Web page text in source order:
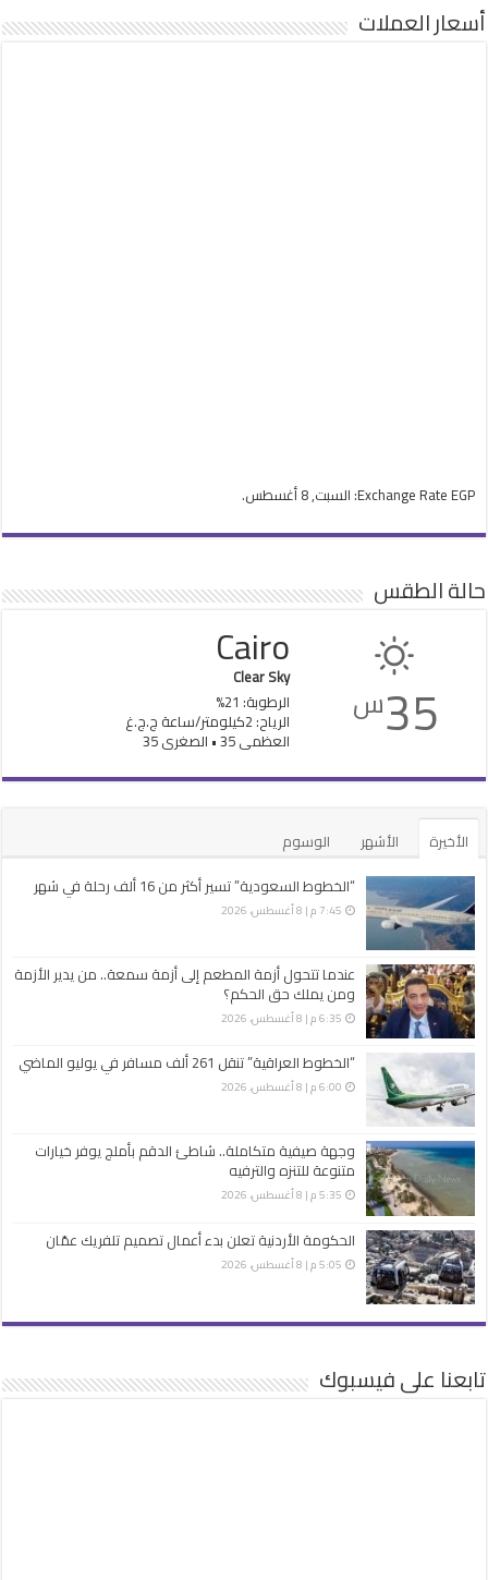
أسعار العملات
Exchange Rate EGP : السبت, 8 أغسطس.
حالة الطقس
35س
Cairo
Clear Sky
الرطوبة: 21%
الرياح: 2كيلومتر/ساعة ج.ج.غ
العظمى 35 • الصغرى 35
الأخيرة الأشهر
الوسوم
“الخطوط السعودية” تسير أكثر من 16 ألف رحلة في شهر
7:45 م | 8 أغسطس، 2026
عندما تتحول أزمة المطعم إلى أزمة سمعة.. من يدير الأزمة
ومن يملك حق الحكم؟
6:35 م | 8 أغسطس، 2026
“الخطوط العراقية” تنقل 261 ألف مسافر في يوليو الماضي
6:00 م | 8 أغسطس، 2026
وجهة صيفية متكاملة.. شاطئ الدقم بأملج يوفر خيارات
متنوعة للتنزه والترفيه
5:35 م | 8 أغسطس، 2026
الحكومة الأردنية تعلن بدء أعمال تصميم تلفريك عمّان
5:05 م | 8 أغسطس، 2026
تابعنا على فيسبوك